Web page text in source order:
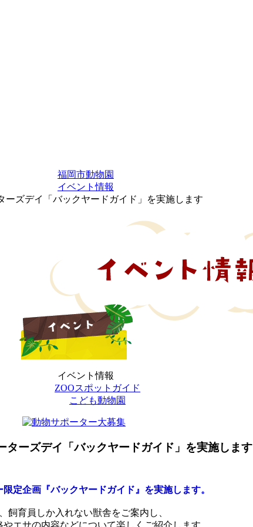
福岡市動物園
イベント情報
ーズデイ「バックヤードガイド」を実施します
イベント情報
ZOOスポットガイド
こども動物園
ターズデイ「バックヤードガイド」を実施します
定企画『バックヤードガイド』を実施します。
飼育員しか入れない獣舎をご案内し、
エサの内容などについて楽しくご紹介します。